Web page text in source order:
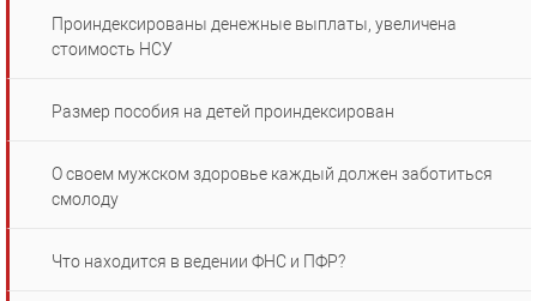
Проиндексированы денежные выплаты, увеличена
стоимость НСУ
Размер пособия на детей проиндексирован
О своем мужском здоровье каждый должен заботиться
смолоду
Что находится в ведении ФНС и ПФР?